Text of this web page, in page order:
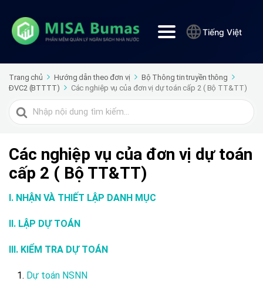
Tiếng Việt
Trang chủ Hướng dẫn theo đơn vị
Bộ Thông tin truyền thông
ĐVC2 (BTTTT)
Các nghiệp vụ của đơn vị dự toán cấp 2 ( Bộ TT&TT)
Tìm
kiếm
Các nghiệp vụ của đơn vị dự toán
cấp 2 ( Bộ TT&TT)
I. NHẬN VÀ THIẾT LẬP DANH MỤC
II. LẬP DỰ TOÁN
III. KIỂM TRA DỰ TOÁN
Dự toán NSNN